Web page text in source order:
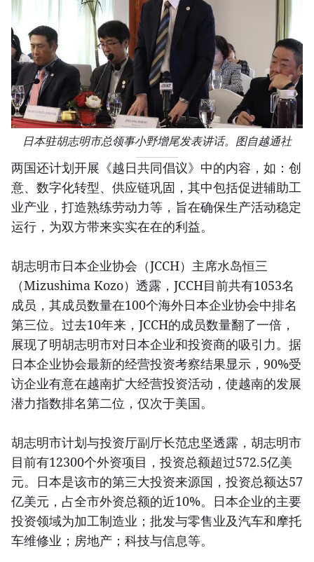
日本驻胡志明市总领事小野增尾发表讲话。图自越通社
两国还计划开展《越日共同倡议》中的内容，如：创
意、数字化转型、供应链巩固，其中包括促进辅助工
业产业，打造熟练劳动力等，旨在确保生产活动稳定
运行，为双方带来实实在在的利益。
胡志明市日本企业协会（JCCH）主席水岛恒三
（Mizushima Kozo）透露，JCCH目前共有1053名
成员，其成员数量在100个海外日本企业协会中排名
第三位。过去10年来，JCCH的成员数量翻了一倍，
展现了明胡志明市对日本企业和投资商的吸引力。据
日本企业协会最新的经营投资考察结果显示，90%受
访企业有意在越南扩大经营投资活动，使越南的发展
潜力指数排名第二位，仅次于美国。
胡志明市计划与投资厅副厅长范忠坚透露，胡志明市
目前有12300个外资项目，投资总额超过572.5亿美
元。日本是该市的第三大投资来源国，投资总额达57
亿美元，占全市外资总额的近10%。日本企业的主要
投资领域为加工制造业；批发与零售业及汽车和摩托
车维修业；房地产；科技与信息等。